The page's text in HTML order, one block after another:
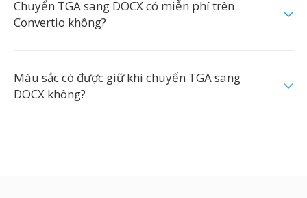
Chuyển TGA sang DOCX có miễn phí trên
Convertio không?
Màu sắc có được giữ khi chuyển TGA sang
DOCX không?